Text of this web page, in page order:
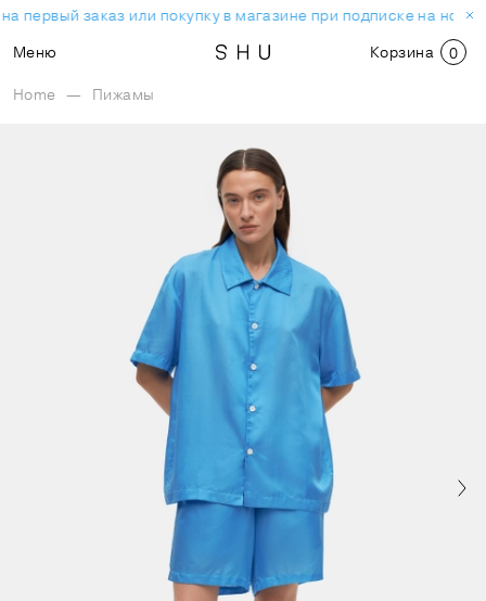
первый заказ или покупку в магазине при подписке на
Меню
Корзина 0
Home — Пижамы